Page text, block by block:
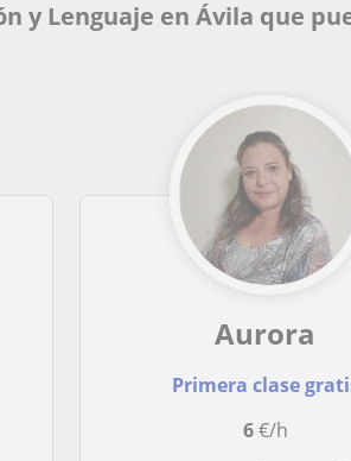
y Lenguaje en Ávila que
Aurora
Primera clase
6€/h